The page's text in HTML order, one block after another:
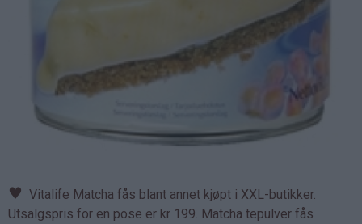
♥ Vitalife Matcha fås blant annet kjøpt i XXL-butikker.
Utsalgspris for en pose er kr 199. Matcha tepulver fås